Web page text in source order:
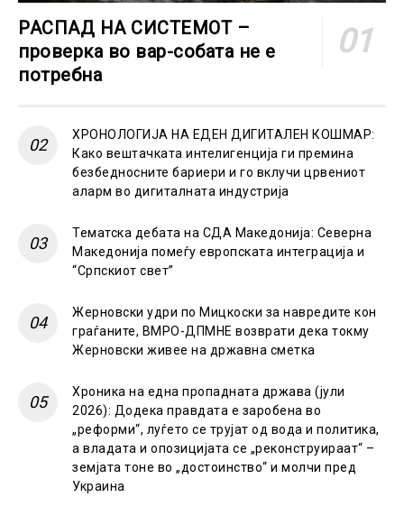
РАСПАД НА СИСТЕМОТ –
проверка во вар-собата не е
потребна
ХРОНОЛОГИЈА НА ЕДЕН ДИГИТАЛЕН КОШМАР:
Како вештачката интелигенција ги премина
безбедносните бариери и го вклучи црвениот
аларм во дигиталната индустрија
Тематска дебата на СДА Македонија: Северна
Македонија помеѓу европската интеграција и
“Српскиот свет”
Жерновски удри по Мицкоски за навредите кон
граѓаните, ВМРО-ДПМНЕ возврати дека токму
Жерновски живее на државна сметка
Хроника на една пропадната држава (јули
2026): Додека правдата е заробена во
„реформи“, луѓето се трујат од вода и политика,
а владата и опозицијата се „реконструираат“ –
земјата тоне во „достоинство“ и молчи пред
Украина